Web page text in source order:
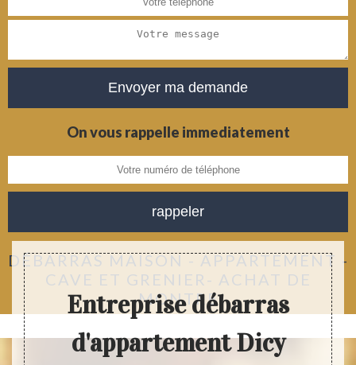
On vous rappelle immediatement
DÉBARRAS MAISON - APPARTEMENT -
CAVE ET GRENIER- ACHAT DE
MONTRE
Entreprise débarras
d'appartement Dicy